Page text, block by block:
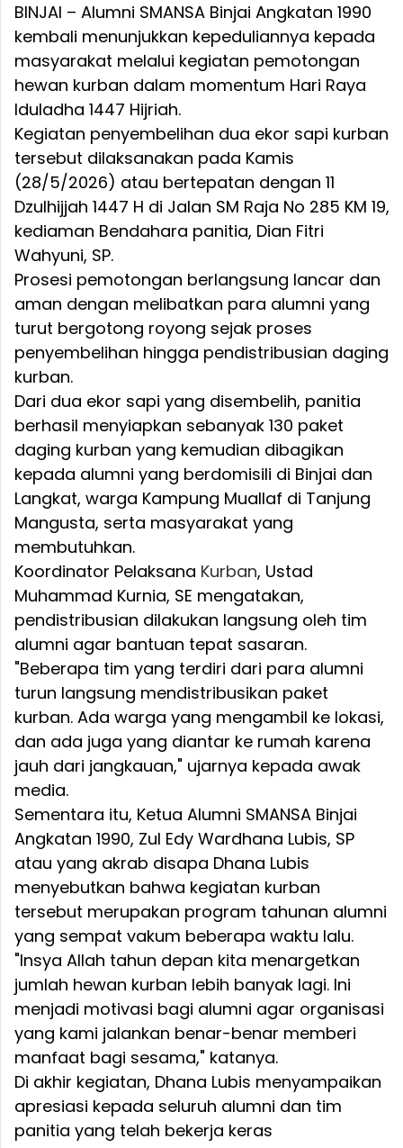
BINJAI – Alumni SMANSA Binjai Angkatan 1990
kembali menunjukkan kepeduliannya kepada
masyarakat melalui kegiatan pemotongan
hewan kurban dalam momentum Hari Raya
Iduladha 1447 Hijriah.
Kegiatan penyembelihan dua ekor sapi kurban
tersebut dilaksanakan pada Kamis
(28/5/2026) atau bertepatan dengan 11
Dzulhijjah 1447 H di Jalan SM Raja No 285 KM 19,
kediaman Bendahara panitia, Dian Fitri
Wahyuni, SP.
Prosesi pemotongan berlangsung lancar dan
aman dengan melibatkan para alumni yang
turut bergotong royong sejak proses
penyembelihan hingga pendistribusian daging
kurban.
Dari dua ekor sapi yang disembelih, panitia
berhasil menyiapkan sebanyak 130 paket
daging kurban yang kemudian dibagikan
kepada alumni yang berdomisili di Binjai dan
Langkat, warga Kampung Muallaf di Tanjung
Mangusta, serta masyarakat yang
membutuhkan.
Koordinator Pelaksana Kurban, Ustad
Muhammad Kurnia, SE mengatakan,
pendistribusian dilakukan langsung oleh tim
alumni agar bantuan tepat sasaran.
"Beberapa tim yang terdiri dari para alumni
turun langsung mendistribusikan paket
kurban. Ada warga yang mengambil ke lokasi,
dan ada juga yang diantar ke rumah karena
jauh dari jangkauan," ujarnya kepada awak
media.
Sementara itu, Ketua Alumni SMANSA Binjai
Angkatan 1990, Zul Edy Wardhana Lubis, SP
atau yang akrab disapa Dhana Lubis
menyebutkan bahwa kegiatan kurban
tersebut merupakan program tahunan alumni
yang sempat vakum beberapa waktu lalu.
"Insya Allah tahun depan kita menargetkan
jumlah hewan kurban lebih banyak lagi. Ini
menjadi motivasi bagi alumni agar organisasi
yang kami jalankan benar-benar memberi
manfaat bagi sesama," katanya.
Di akhir kegiatan, Dhana Lubis menyampaikan
apresiasi kepada seluruh alumni dan tim
panitia yang telah bekerja keras